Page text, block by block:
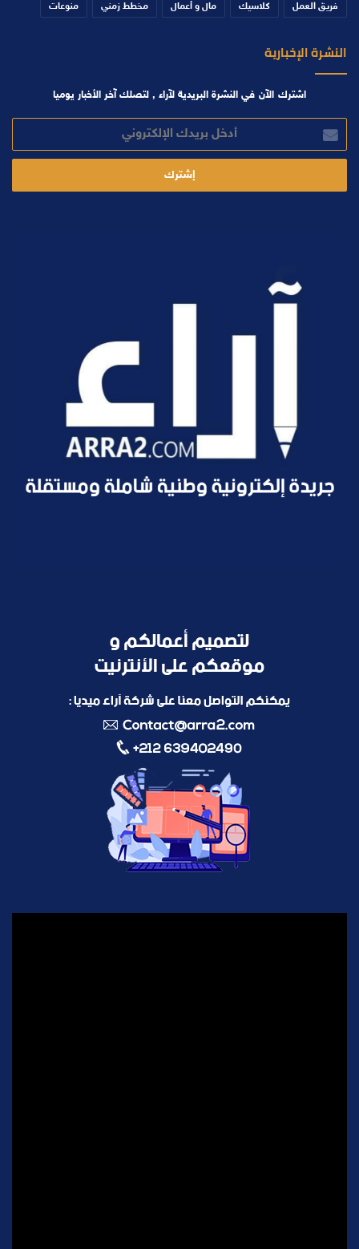
فريق العمل كلاسيك مال و أعمال مخطط زمني منوعات
النشرة الإخبارية
اشترك الآن في النشرة البريدية لآراء , لتصلك آخر الأخبار يوميا
بريدك
الإلكتروني